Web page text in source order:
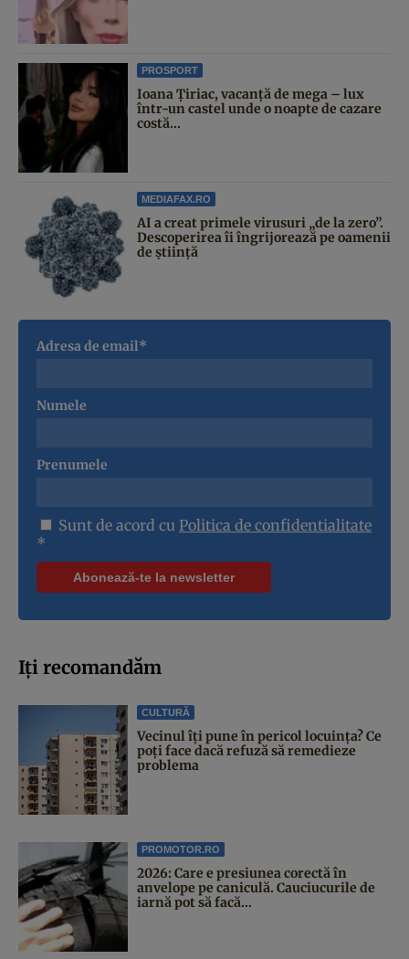
PROSPORT
Ioana Țiriac, vacanță de mega – lux
într-un castel unde o noapte de cazare
costă...
MEDIAFAX.RO
AI a creat primele virusuri „de la zero”.
Descoperirea îi îngrijorează pe oamenii
de știință
Adresa de email*
Numele
Prenumele
Sunt de acord cu Politica de confidentialitate
*
Iți recomandăm
CULTURĂ
Vecinul îți pune în pericol locuința? Ce
poți face dacă refuză să remedieze
problema
PROMOTOR.RO
2026: Care e presiunea corectă în
anvelope pe caniculă. Cauciucurile de
iarnă pot să facă...